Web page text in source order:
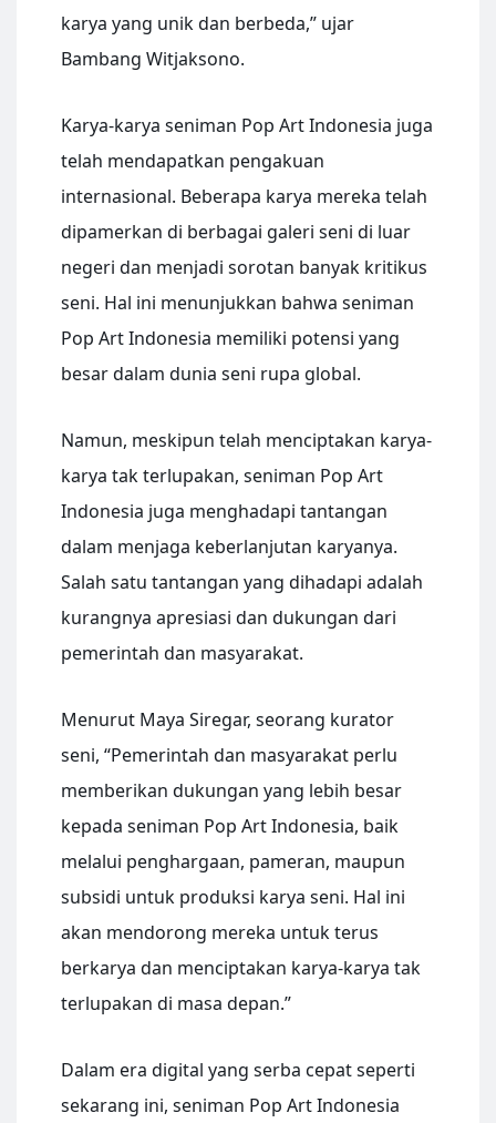
karya yang unik dan berbeda,” ujar
Bambang Witjaksono.
Karya-karya seniman Pop Art Indonesia juga
telah mendapatkan pengakuan
internasional. Beberapa karya mereka telah
dipamerkan di berbagai galeri seni di luar
negeri dan menjadi sorotan banyak kritikus
seni. Hal ini menunjukkan bahwa seniman
Pop Art Indonesia memiliki potensi yang
besar dalam dunia seni rupa global.
Namun, meskipun telah menciptakan karya-
karya tak terlupakan, seniman Pop Art
Indonesia juga menghadapi tantangan
dalam menjaga keberlanjutan karyanya.
Salah satu tantangan yang dihadapi adalah
kurangnya apresiasi dan dukungan dari
pemerintah dan masyarakat.
Menurut Maya Siregar, seorang kurator
seni, “Pemerintah dan masyarakat perlu
memberikan dukungan yang lebih besar
kepada seniman Pop Art Indonesia, baik
melalui penghargaan, pameran, maupun
subsidi untuk produksi karya seni. Hal ini
akan mendorong mereka untuk terus
berkarya dan menciptakan karya-karya tak
terlupakan di masa depan.”
Dalam era digital yang serba cepat seperti
sekarang ini, seniman Pop Art Indonesia